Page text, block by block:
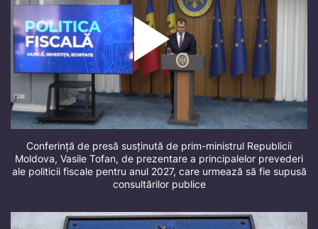
Conferință de presă susținută de prim-ministrul Republicii
Moldova, Vasile Tofan, de prezentare a principalelor prevederi
ale politicii fiscale pentru anul 2027, care urmează să fie supusă
consultărilor publice